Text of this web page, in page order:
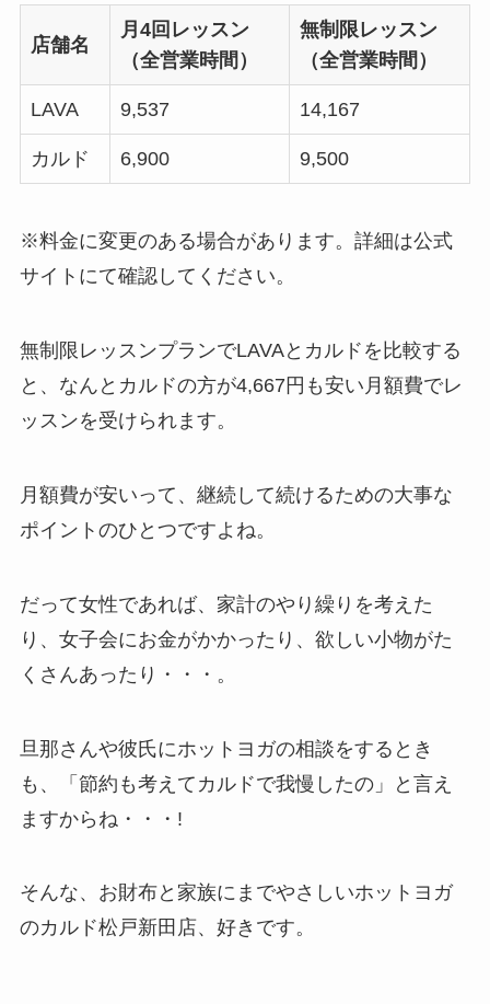
店舗名
月4回レッスン
（全営業時間）
無制限レッスン
（全営業時間）
LAVA 9,537 14,167
カルド 6,900 9,500
※料金に変更のある場合があります。詳細は公式
サイトにて確認してください。
無制限レッスンプランでLAVAとカルドを比較する
と、なんと カルドの方が4,667円も安い月額費でレ
ッスンを受けられます。
月額費が安いって、継続して続けるための大事な
ポイントのひとつですよね。
だって女性であれば、家計のやり繰りを考えた
り、女子会にお金がかかったり、欲しい小物がた
くさんあったり・・・。
旦那さんや彼氏にホットヨガの相談をするとき
も、「節約も考えてカルドで我慢したの」と言え
ますからね・・・!
そんな、お財布と家族にまでやさしいホットヨガ
のカルド松戸新田店、好きです。